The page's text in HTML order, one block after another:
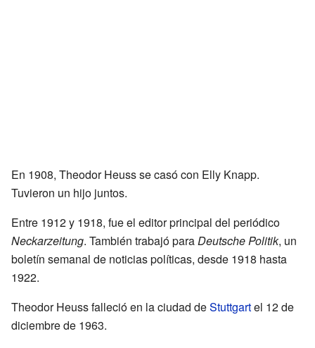
En 1908, Theodor Heuss se casó con Elly Knapp.
Tuvieron un hijo juntos.
Entre 1912 y 1918, fue el editor principal del periódico
Neckarzeitung. También trabajó paraDeutsche Politik, un
boletín semanal de noticias políticas, desde 1918 hasta
1922.
Theodor Heuss falleció en la ciudad deStuttgartel 12 de
diciembre de 1963.